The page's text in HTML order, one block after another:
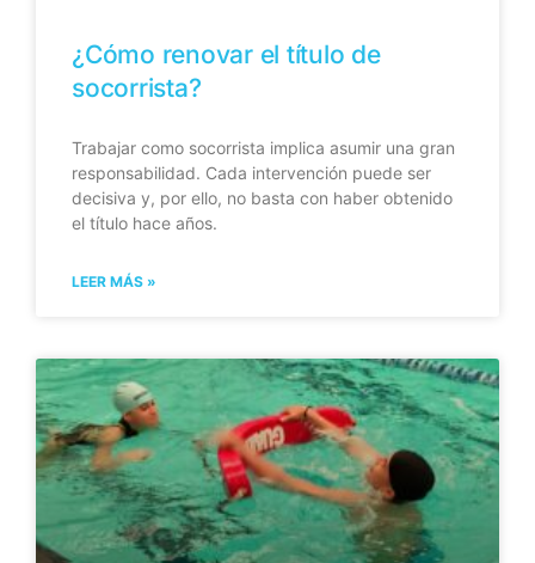
¿Cómo renovar el título de
socorrista?
Trabajar como socorrista implica asumir una gran
responsabilidad. Cada intervención puede ser
decisiva y, por ello, no basta con haber obtenido
el título hace años.
LEER MÁS »